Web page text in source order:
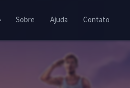
Sobre Ajuda Contato